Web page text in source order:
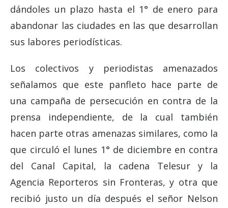
dándoles un plazo hasta el 1° de enero para
abandonar las ciudades en las que desarrollan
sus labores periodísticas.
Los colectivos y periodistas amenazados
señalamos que este panfleto hace parte de
una campaña de persecución en contra de la
prensa independiente, de la cual también
hacen parte otras amenazas similares, como la
que circuló el lunes 1° de diciembre en contra
del Canal Capital, la cadena Telesur y la
Agencia Reporteros sin Fronteras, y otra que
recibió justo un día después el señor Nelson